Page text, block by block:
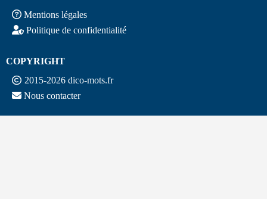
Mentions légales
Politique de confidentialité
COPYRIGHT
2015-2026 dico-mots.fr
Nous contacter